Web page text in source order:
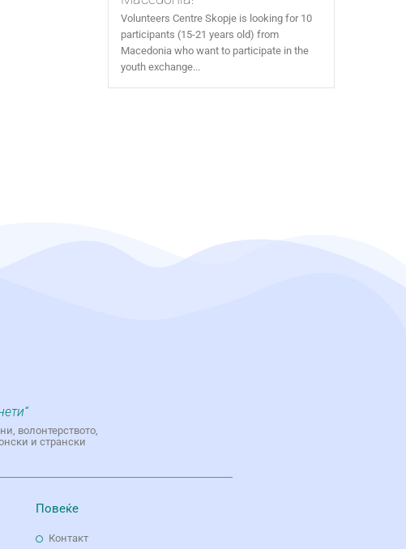
Volunteers Centre Skopje is looking for 10
participants (15-21 years old) from
Macedonia who want to participate in the
youth exchange...
волонтерството,
и странски
Повеќе
Контакт